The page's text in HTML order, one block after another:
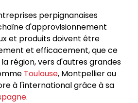
perpignanaises
d'approvisionnement
et produits doivent être
et efficacement, que ce
région, vers d'autres grandes
Toulouse, Montpellier ou
à l'international grâce à sa
.